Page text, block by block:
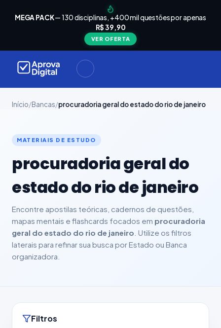
MEGA PACK— 130 disciplinas, +400 mil questões por apenas
R$ 39,90
VER OFERTA
Início/Bancas/procuradoria geral do estado do rio de janeiro
MATERIAIS DE ESTUDO
procuradoria geral do
estado do rio de janeiro
Encontre apostilas teóricas, cadernos de questões,
mapas mentais e flashcards focados em procuradoria
geral do estado do rio de janeiro . Utilize os filtros
laterais para refinar sua busca por Estado ou Banca
organizadora.
Filtros
Seu
loja e